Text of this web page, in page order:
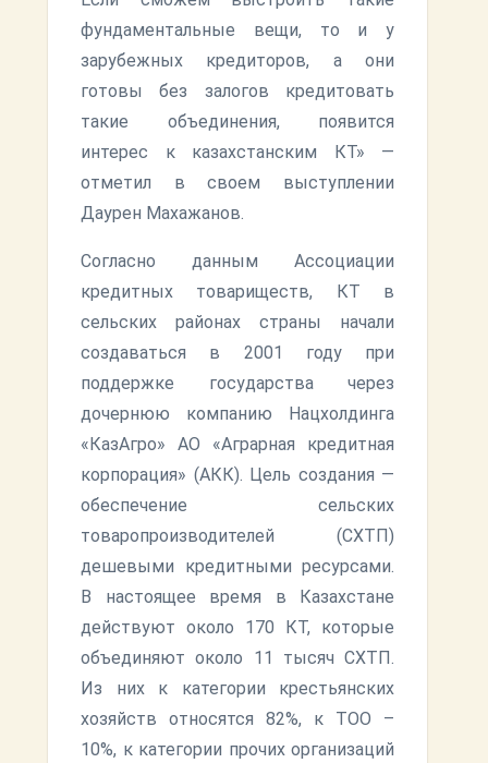
фундаментальные вещи, то и у
зарубежных кредиторов, а они
готовы без залогов кредитовать
такие объединения, появится
интерес к казахстанским КТ» —
отметил в своем выступлении
Даурен Махажанов.
Согласно данным Ассоциации
кредитных товариществ, КТ в
сельских районах страны начали
создаваться в 2001 году при
поддержке государства через
дочернюю компанию Нацхолдинга
«КазАгро» АО «Аграрная кредитная
корпорация» (АКК). Цель создания —
обеспечение сельских
товаропроизводителей (СХТП)
дешевыми кредитными ресурсами.
В настоящее время в Казахстане
действуют около 170 КТ, которые
объединяют около 11 тысяч СХТП.
Из них к категории крестьянских
хозяйств относятся 82%, к ТОО –
10%, к категории прочих организаций